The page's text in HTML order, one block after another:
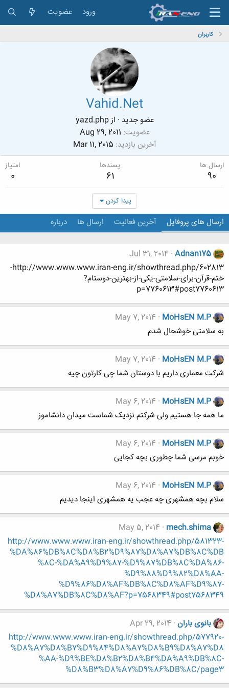
ورود عضویت
کاربران
Vahid.Net
عضو جدید · ازyazd.php
عضویت Aug 29, 2011
آخرین بازدید Mar 11, 2015
ارسال ها
90
پسندها
61
امتیاز
0
پیدا کردن
ارسال های پروفایل آخرین فعالیت ارسال ها درباره
Adnan175
Jul 31, 2014
http://www.www.www.iran-eng.ir/showthread.php/602813-
ختم-قرآن-برای-سلامتی-یکی-از-بهترین-دوستام?
p=7760613#post7760613
MoHsEN M.P
May 7, 2014
به سلامتی خوشحال شدم
MoHsEN M.P
May 7, 2014
شرکت معماری داریم با دوستان شما چی کارتون چیه
MoHsEN M.P
May 6, 2014
ما همه جا هستیم ولی شرکتم نزدیک شماست میدان دانشاموز
MoHsEN M.P
May 6, 2014
خوبم مرسی شما چطوری بچه کجایی
MoHsEN M.P
May 6, 2014
سلام بچه همشهری چه عجب یه همشهری اینجا دیدیم
mech.shima
May 5, 2014
http://www.www.www.iran-eng.ir/showthread.php/581323-
%DA%86%DB%8C%D8%B2%D9%87%D8%A7%DB%8C%DB
%8C-%DA%A9%D9%87-%D9%87%DB%8C%DA%86-
%D9%88%D9%82%D8%AA-
%D9%86%D8%AF%DB%8C%D8%AF%D9%87-
%D8%A7%DB%8C%D8%AF?p=7568349#post7568349
بانوی باران Apr 29, 2014
http://www.www.www.iran-eng.ir/showthread.php/577920-
%D8%A7%D8%B7%D9%84%D8%A7%D8%B9%D8%A7%D8
%AA-%D9%BE%D8%B2%D8%B4%DA%A9%DB%8C-
%D8%B3%D8%A7%D9%86%DB%8C/page3